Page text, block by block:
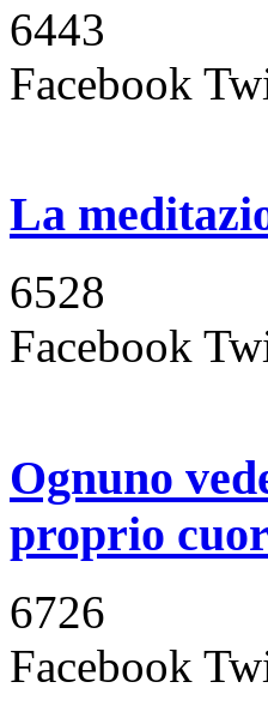
6443
Facebook
La
6528
Facebook
Ognuno
proprio
6726
Facebook